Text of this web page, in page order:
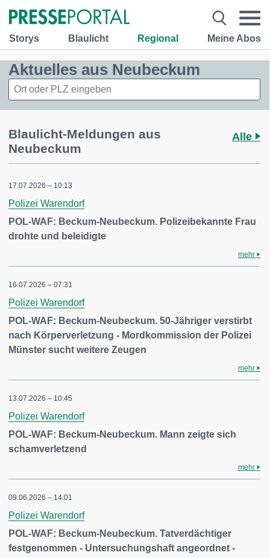
Storys Blaulicht Regional Meine Abos
Aktuelles aus Neubeckum
Blaulicht-Meldungen aus
Neubeckum
Alle
17.07.2026 – 10:13
Polizei Warendorf
POL-WAF: Beckum-Neubeckum. Polizeibekannte Frau
drohte und beleidigte
mehr
16.07.2026 – 07:31
Polizei Warendorf
POL-WAF: Beckum-Neubeckum. 50-Jähriger verstirbt
nach Körperverletzung - Mordkommission der Polizei
Münster sucht weitere Zeugen
mehr
13.07.2026 – 10:45
Polizei Warendorf
POL-WAF: Beckum-Neubeckum. Mann zeigte sich
schamverletzend
mehr
09.06.2026 – 14:01
Polizei Warendorf
POL-WAF: Beckum-Neubeckum. Tatverdächtiger
festgenommen - Untersuchungshaft angeordnet -